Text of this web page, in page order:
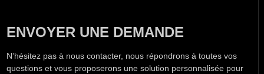
ENVOYER UNE DEMANDE
N’hésitez pas à nous contacter, nous répondrons à toutes vos
questions et vous proposerons une solution personnalisée pour